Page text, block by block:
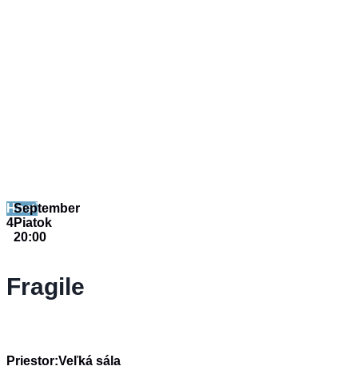
Hosť
4
September
Piatok
20:00
Fragile
Priestor:Veľká sála